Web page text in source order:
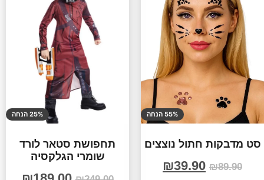
55% הנחה
סט מדבקות חתול נוצצים
₪89.90
₪39.90
25% הנחה
תחפושת סטאר לורד
שומרי הגלקסיה